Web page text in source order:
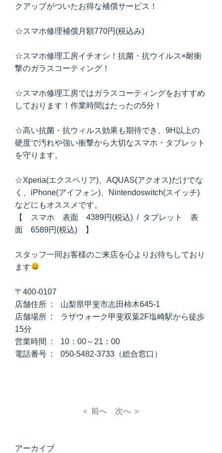
クアップがついたお得な補償サービス！
☆スマホ修理補償月額770円(税込み)
☆スマホ修理工房イチオシ！抗菌・抗ウイルス×耐衝
撃のガラスコーティング！
☆スマホ修理工房ではガラスコーティングをおすすめ
しております！作業時間はたったの5分！
☆高い抗菌・抗ウィルス効果も期待でき、9H以上の
硬度で汚れや強い衝撃から大切なスマホ・タブレット
を守ります。
☆Xperia(エクスペリア)、AQUAS(アクオス)だけでな
く、iPhone(アイフォン)、Nintendoswitch(スイッチ)
などにもオススメです。
【 スマホ 表面 4389円(税込) / タブレット 表
面 6589円(税込) 】
スタッフ一同お客様のご来店を心よりお待ちしており
ます
〒400-0107
店舗住所 : 山梨県甲斐市志田柿木645-1
店舗場所 : ラザウォーク甲斐双葉2F塩崎駅から徒歩
15分
営業時間 : 10：00～21：00
電話番号 : 050-5482-3733（総合窓口）
＜ 前へ 次へ ＞
アーカイブ